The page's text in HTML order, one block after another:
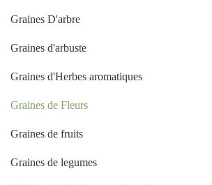
Graines D'arbre
Graines d'arbuste
Graines d'Herbes aromatiques
Graines de Fleurs
Graines de fruits
Graines de legumes